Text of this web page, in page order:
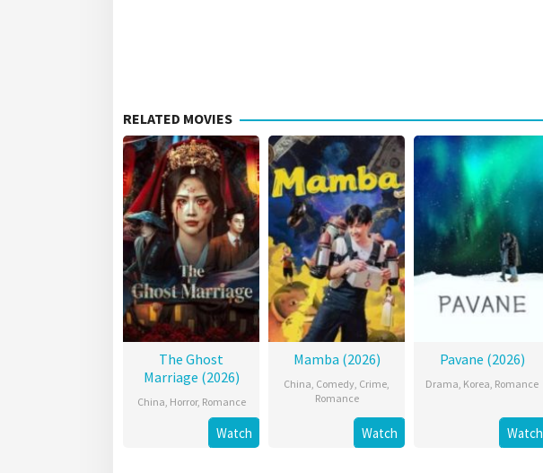
RELATED MOVIES
The Ghost
Marriage (2026)
China, Horror, Romance
Watch
Mamba (2026)
China, Comedy, Crime,
Romance
Watch
Pavane (2026)
Drama, Korea, Romance
Watch